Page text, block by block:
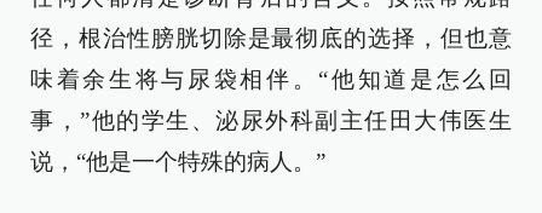
径，根治性膀胱切除是最彻底的选择，但也意
味着余生将与尿袋相伴。“他知道是怎么回
事，”他的学生、泌尿外科副主任田大伟医生
说，“他是一个特殊的病人。”